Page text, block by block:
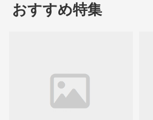
おすすめ特集